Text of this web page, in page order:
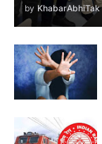
by KhabarAbhiTak